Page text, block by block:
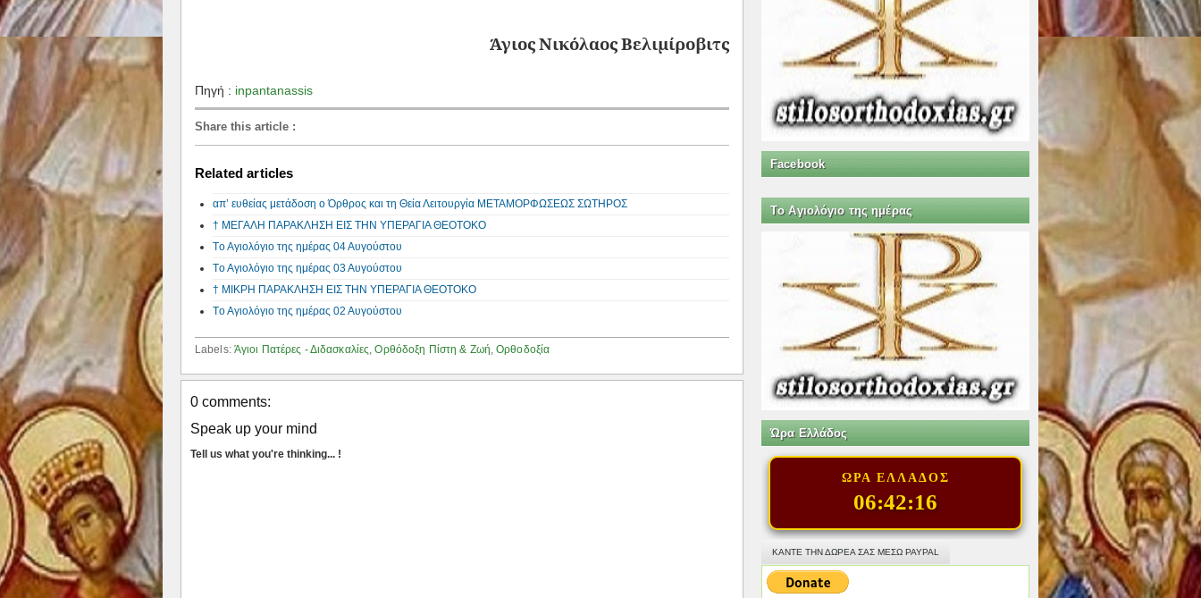
Άγιος Νικόλαος Βελιμίροβιτς
Πηγή : inpantanassis
Share this article :
Related articles
απ’ ευθείας μετάδοση ο Όρθρος και τη Θεία Λειτουργία ΜΕΤΑΜΟΡΦΩΣΕΩΣ ΣΩΤΗΡΟΣ
† ΜΕΓΑΛΗ ΠΑΡΑΚΛΗΣΗ ΕΙΣ ΤΗΝ ΥΠΕΡΑΓΙΑ ΘΕΟΤΟΚΟ
Tο Αγιολόγιο της ημέρας 04 Αυγούστου
Tο Αγιολόγιο της ημέρας 03 Αυγούστου
† ΜΙΚΡΗ ΠΑΡΑΚΛΗΣΗ ΕΙΣ ΤΗΝ ΥΠΕΡΑΓΙΑ ΘΕΟΤΟΚΟ
Tο Αγιολόγιο της ημέρας 02 Αυγούστου
Labels: Άγιοι Πατέρες - Διδασκαλίες ,Ορθόδοξη Πίστη & Ζωή ,Ορθοδοξία
0 comments:
Speak up your mind
Tell us what you're thinking... !
Facebook
Tο Αγιολόγιο της ημέρας
Ώρα Ελλάδος
ΩΡΑ ΕΛΛΑΔΟΣ
06:42:17
ΚΑΝΤΕ ΤΗΝ ΔΩΡΕΑ ΣΑΣ ΜΕΣΩ PAYPAL